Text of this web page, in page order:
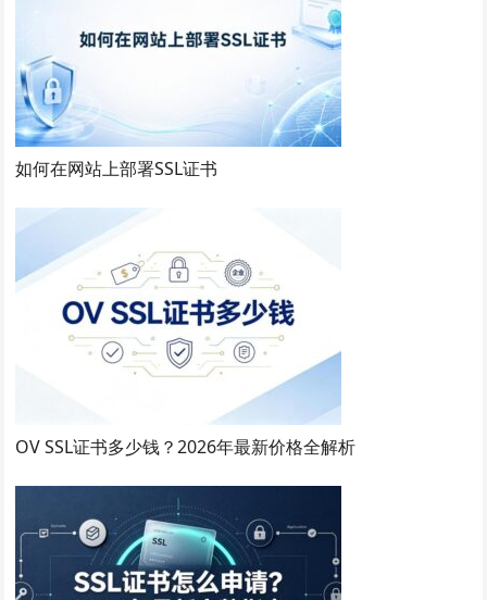
如何在网站上部署SSL证书
OV SSL证书多少钱？2026年最新价格全解析